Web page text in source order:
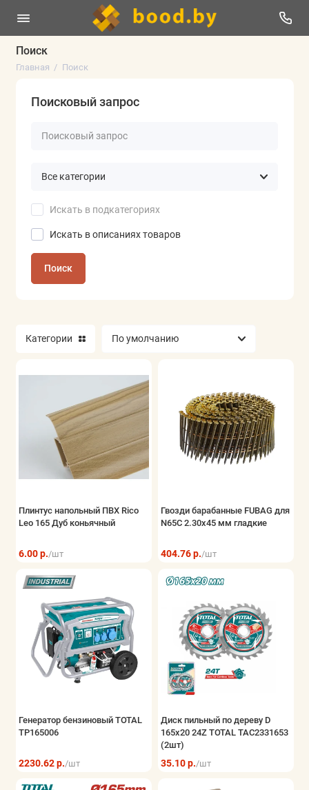
Поиск
Главная Поиск
Поисковый запрос
Искать в подкатегориях
Искать в описаниях товаров
Поиск
Категории
Плинтус напольный ПВХ Rico
Leo 165 Дуб коньячный
6.00 р./шт
Гвозди барабанные FUBAG для
N65C 2.30x45 мм гладкие
404.76 р./шт
Генератор бензиновый TOTAL
TP165006
2230.62 р./шт
Диск пильный по дереву D
165х20 24Z TOTAL TAC2331653
(2шт)
35.10 р./шт